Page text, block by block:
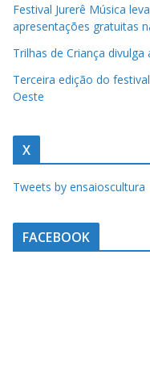
e
a
u
m
q
u
Festival Jurerê Música
apresentações gratuitas
Trilhas de Criança
Terceira edição do
Oeste
X
Tweets by ensaioscultura
FACEBOOK